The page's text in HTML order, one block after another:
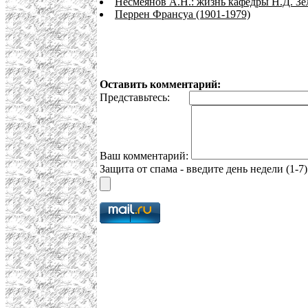
Перрен Франсуа (1901-1979)
Оставить комментарий:
Представьтесь:
Ваш комментарий:
Защита от спама - введите день недели (1-